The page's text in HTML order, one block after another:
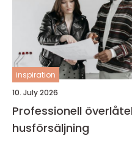
inspiration
10. July 2026
Professionell
husförsäljning